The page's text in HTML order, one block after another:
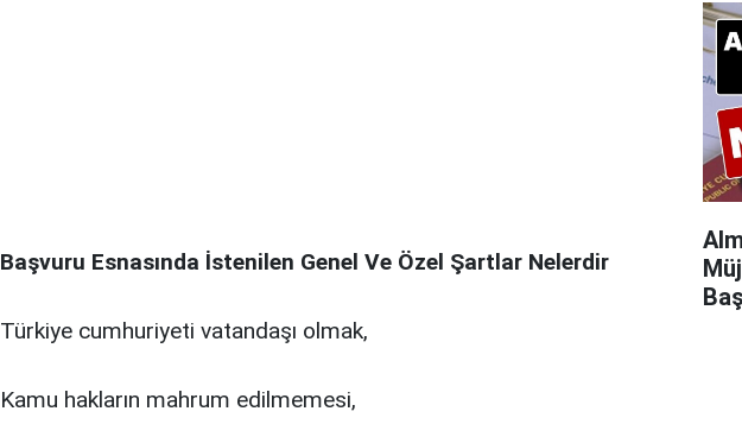
Başvuru Esnasında İstenilen Genel Ve Özel Şartlar Nelerdir
Türkiye cumhuriyeti vatandaşı olmak,
Kamu hakların mahrum edilmemesi,